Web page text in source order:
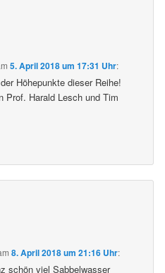
5. April 2018 um 17:31 Uhr:
Höhepunkte dieser Reihe!
Prof. Harald Lesch und Tim
8. April 2018 um 21:16 Uhr:
schön viel Sabbelwasser